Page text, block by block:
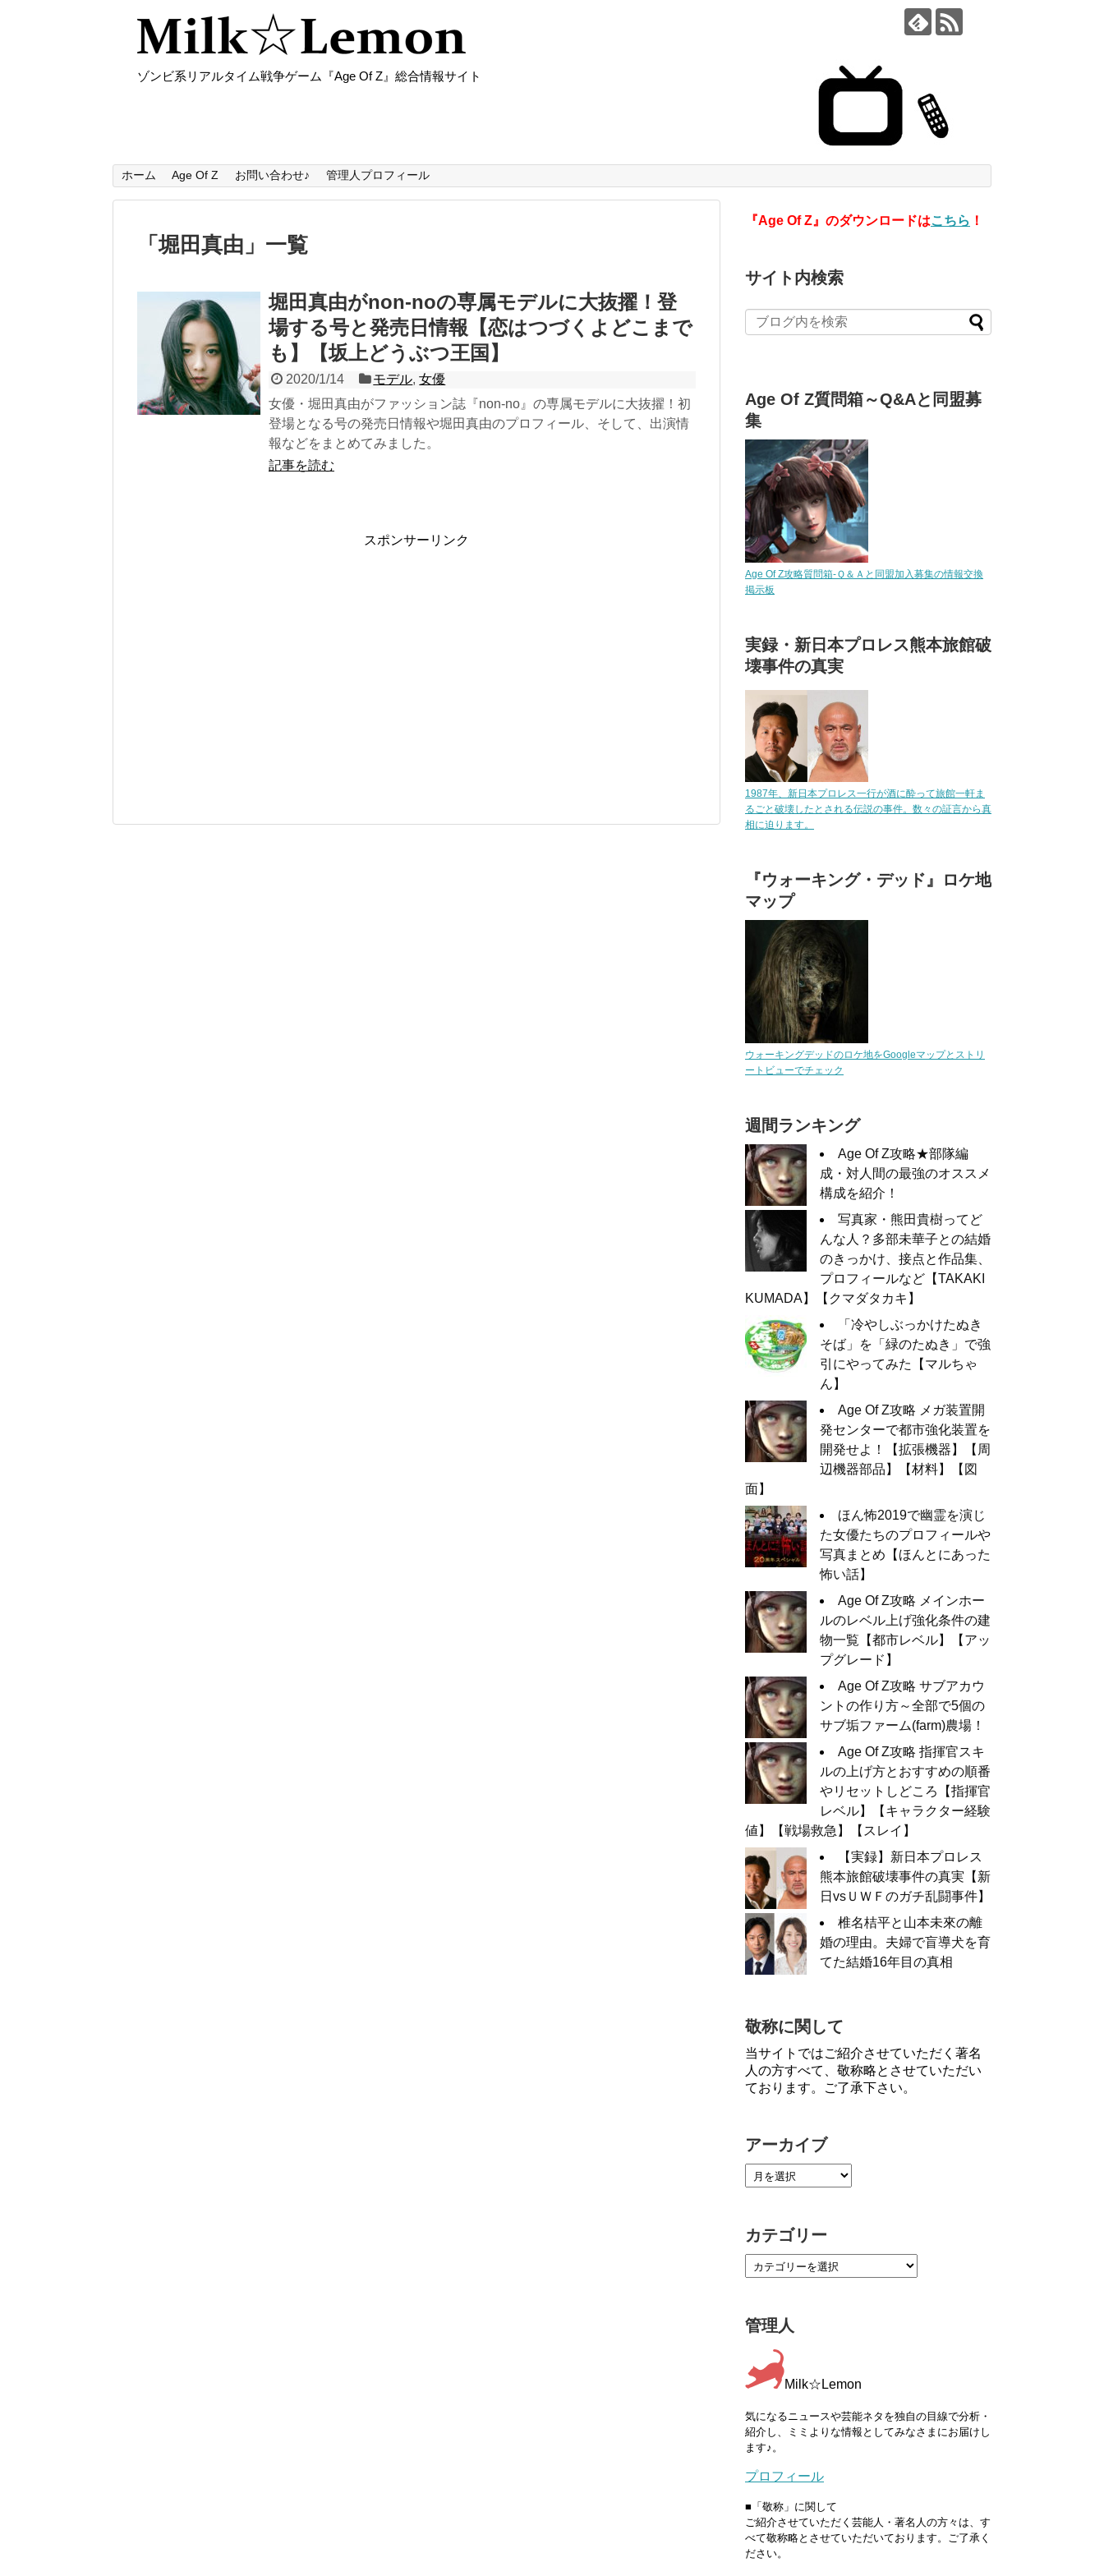
ゾンビ系リアルタイム戦争ゲーム『Age Of Z』総合情報サイト
ホーム Age Of Z お問い合わせ♪ 管理人プロフィール
「堀田真由 」 一覧
堀田真由がnon-noの専属モデルに大抜擢！登
場する号と発売日情報【恋はつづくよどこまで
も】【坂上どうぶつ王国】
2020/1/14 モデル,女優
女優・堀田真由がファッション誌『non-no』の専属モデルに大抜擢！初
登場となる号の発売日情報や堀田真由のプロフィール、そして、出演情
報などをまとめてみました。
記事を読む
スポンサーリンク
『Age Of Z』のダウンロードはこちら ！
サイト内検索
Age Of Z質問箱～Q&Aと同盟募
集
Age Of Z攻略質問箱-Ｑ＆Ａと同盟加入募集の情報交換
掲示板
実録・新日本プロレス熊本旅館破
壊事件の真実
1987年、新日本プロレス一行が酒に酔って旅館一軒ま
るごと破壊したとされる伝説の事件。数々の証言から真
相に迫ります。
『ウォーキング・デッド』ロケ地
マップ
ウォーキングデッドのロケ地をGoogleマップとストリ
ートビューでチェック
週間ランキング
Age Of Z攻略★部隊編
成・対人間の最強のオススメ
構成を紹介！
写真家・熊田貴樹ってど
んな人？多部未華子との結婚
のきっかけ、接点と作品集、
プロフィールなど【TAKAKI
KUMADA】【クマダタカキ】
「冷やしぶっかけたぬき
そば」を「緑のたぬき」で強
引にやってみた【マルちゃ
ん】
Age Of Z攻略 メガ装置開
発センターで都市強化装置を
開発せよ！【拡張機器】【周
辺機器部品】【材料】【図
面】
ほん怖2019で幽霊を演じ
た女優たちのプロフィールや
写真まとめ【ほんとにあった
怖い話】
Age Of Z攻略 メインホー
ルのレベル上げ強化条件の建
物一覧【都市レベル】【アッ
プグレード】
Age Of Z攻略 サブアカウ
ントの作り方～全部で5個の
サブ垢ファーム(farm)農場！
Age Of Z攻略 指揮官スキ
ルの上げ方とおすすめの順番
やリセットしどころ【指揮官
レベル】【キャラクター経験
値】【戦場救急】【スレイ】
【実録】新日本プロレス
熊本旅館破壊事件の真実【新
日vsＵＷＦのガチ乱闘事件】
椎名桔平と山本未來の離
婚の理由。夫婦で盲導犬を育
てた結婚16年目の真相
敬称に関して
当サイトではご紹介させていただく著名
人の方すべて、敬称略とさせていただい
ております。ご了承下さい。
アーカイブ
カテゴリー
管理人
Milk☆Lemon
気になるニュースや芸能ネタを独自の目線で分析・
紹介し、ミミよりな情報としてみなさまにお届けし
ます♪。
プロフィール
■「敬称」に関して
ご紹介させていただく芸能人・著名人の方々は、す
べて敬称略とさせていただいております。ご了承く
ださい。